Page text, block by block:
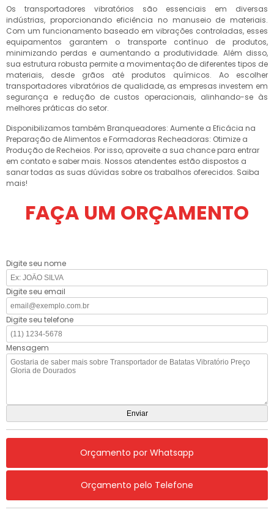
Os transportadores vibratórios são essenciais em diversas
indústrias, proporcionando eficiência no manuseio de materiais.
Com um funcionamento baseado em vibrações controladas, esses
equipamentos garantem o transporte contínuo de produtos,
minimizando perdas e aumentando a produtividade. Além disso,
sua estrutura robusta permite a movimentação de diferentes tipos de
materiais, desde grãos até produtos químicos. Ao escolher
transportadores vibratórios de qualidade, as empresas investem em
segurança e redução de custos operacionais, alinhando-se às
melhores práticas do setor.
Disponibilizamos também Branqueadores: Aumente a Eficácia na
Preparação de Alimentos e Formadoras Recheadoras: Otimize a
Produção de Recheios. Por isso, aproveite a sua chance para entrar
em contato e saber mais. Nossos atendentes estão dispostos a
sanar todas as suas dúvidas sobre os trabalhos oferecidos. Saiba
mais!
FAÇA UM ORÇAMENTO
Digite seu nome
Digite seu email
Digite seu telefone
Mensagem
Orçamento por Whatsapp
Orçamento pelo Telefone